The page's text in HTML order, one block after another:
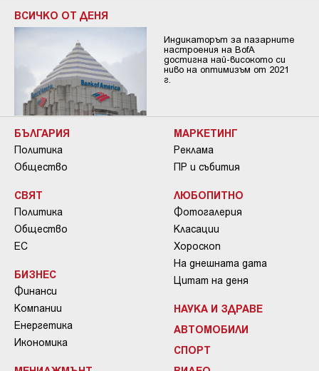
ВСИЧКО ОТ ДЕНЯ
Индикаторът за пазарните
настроения на BofA
достигна най-високото си
ниво на оптимизъм от 2021
г.
БЪЛГАРИЯ
Политика
Общество
СВЯТ
Политика
Общество
ЕС
БИЗНЕС
Финанси
Компании
Енергетика
Икономика
МАРКЕТИНГ
Реклама
ПР и събития
ЛЮБОПИТНО
Фотогалерия
Класации
Хороскоп
На днешната дата
Цитат на деня
НАУКА И ЗДРАВЕ
АВТОМОБИЛИ
СПОРТ